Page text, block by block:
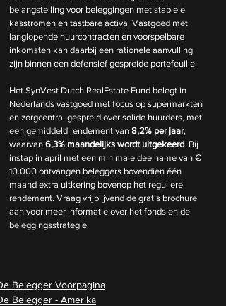
belangstelling voor beleggingen met stabiele
kasstromen en tastbare activa. Vastgoed met
langlopende huurcontracten en voorspelbare
inkomsten kan daarbij een rationele aanvulling
zijn binnen een defensief gespreide portefeuille.
Het SynVest Dutch RealEstate Fund belegt in
Nederlands vastgoed met focus op supermarkten
en zorgcentra, gespreid over solide huurders, met
een gemiddeld rendement van 8,2% per jaar,
waarvan 6,3% maandelijks wordt uitgekeerd. Bij
instap in april met een minimale deelname van €
10.000 ontvangen beleggers bovendien één
maand extra uitkering bovenop het reguliere
rendement. Vraag vrijblijvend de gratis brochure
aan voor meer informatie over het fonds en de
beleggingsstrategie.
Belegger Voorpagina
Belegger - Amerika